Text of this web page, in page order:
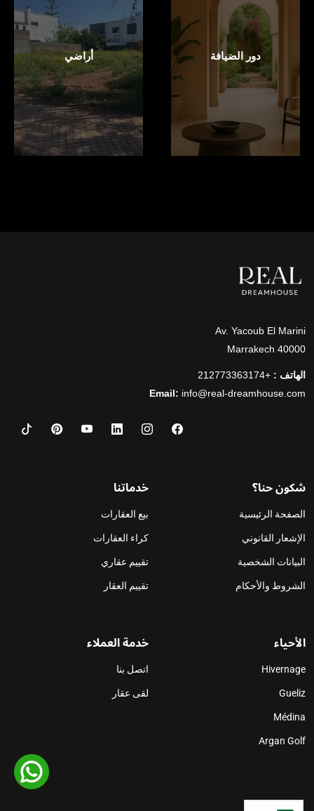
دور الضيافة أراضي
Av. Yacoub El Marini
40000 Marrakech
الهاتف : +212773363174
Email: info@real-dreamhouse.com
شكون حنا؟
الصفحة الرئيسية
الإشعار القانوني
البيانات الشخصية
الشروط والأحكام
خدماتنا
بيع العقارات
كراء العقارات
تقييم عقاري
تقييم العقار
الأحياء
Hivernage
Gueliz
Médina
Argan Golf
خدمة العملاء
اتصل بنا
لقى عقار